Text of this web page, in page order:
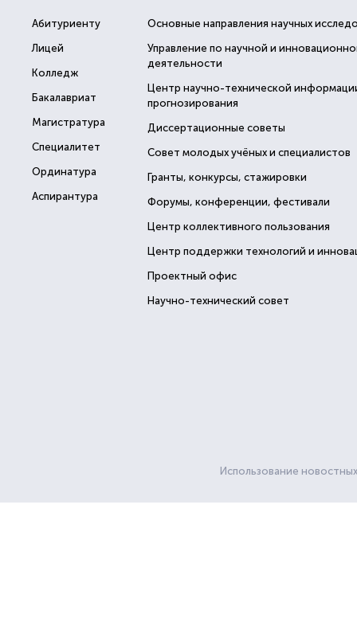
Абитуриенту
Лицей
Колледж
Бакалавриат
Магистратура
Специалитет
Ординатура
Аспирантура
Основные направления научных
Управление по научной и
деятельности
Центр научно-технической
прогнозирования
Диссертационные советы
Совет молодых учёных и специалистов
Гранты, конкурсы, стажировки
Форумы, конференции, фестивали
Центр коллективного пользования
Центр поддержки технологий и
Проектный офис
Научно-технический совет
Использование